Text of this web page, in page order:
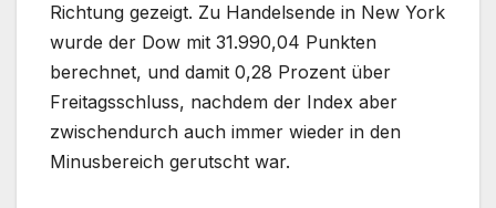
Richtung gezeigt. Zu Handelsende in New York
wurde der Dow mit 31.990,04 Punkten
berechnet, und damit 0,28 Prozent über
Freitagsschluss, nachdem der Index aber
zwischendurch auch immer wieder in den
Minusbereich gerutscht war.